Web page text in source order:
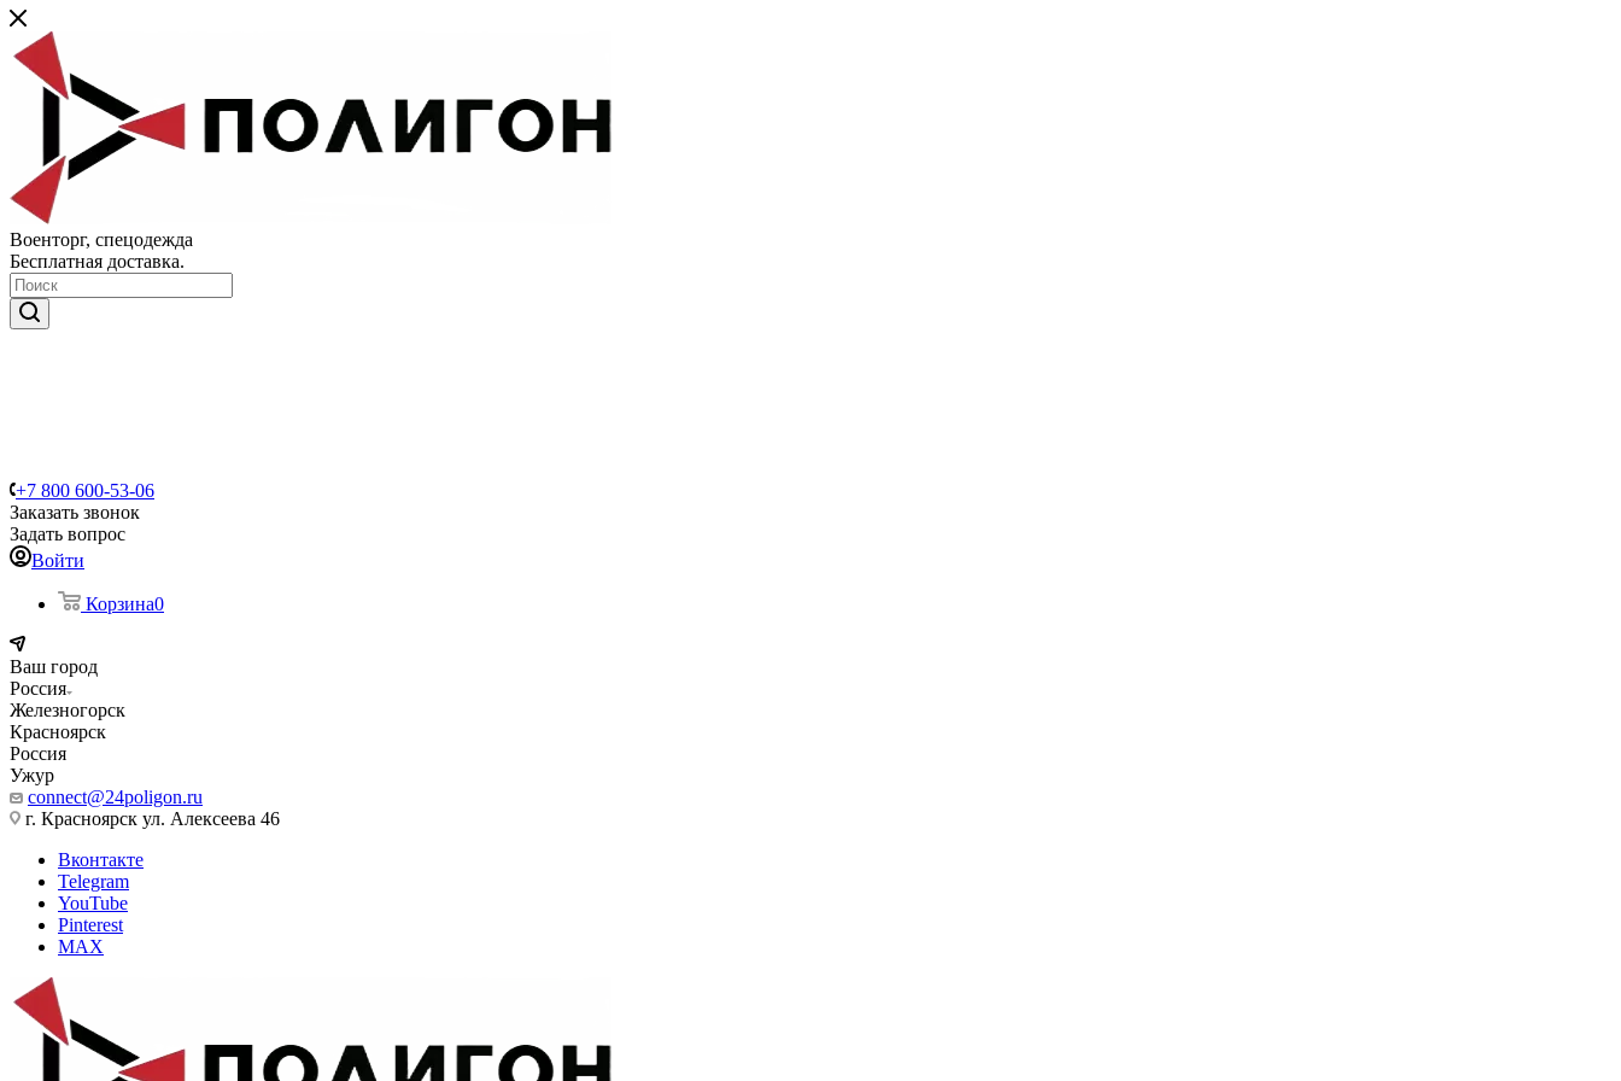
Военторг, спецодежда
Бесплатная доставка.
+7 800 600-53-06
Заказать звонок
Задать вопрос
Войти
Корзина0
Ваш город
Россия
Железногорск
Красноярск
Россия
Ужур
connect@24poligon.ru
г. Красноярск ул. Алексеева 46
Вконтакте
Telegram
YouTube
Pinterest
MAX